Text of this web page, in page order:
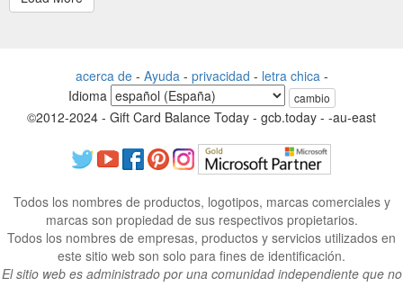
acerca de- Ayuda- privacidad - letra chica-
Idioma
cambio
©2012-2024 - Gift Card Balance Today - gcb.today - -au-east
Todos los nombres de productos, logotipos, marcas comerciales y
marcas son propiedad de sus respectivos propietarios.
Todos los nombres de empresas, productos y servicios utilizados en
este sitio web son solo para fines de identificación.
El sitio web es administrado por una comunidad independiente que no